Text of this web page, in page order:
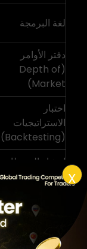
X
لغة البرمجة
دفتر الأوامر
(Depth of
Market)
اختبار
الاستراتيجيات
(Backtesting)
انتشار الوسطاء
الخلاصة: إذا